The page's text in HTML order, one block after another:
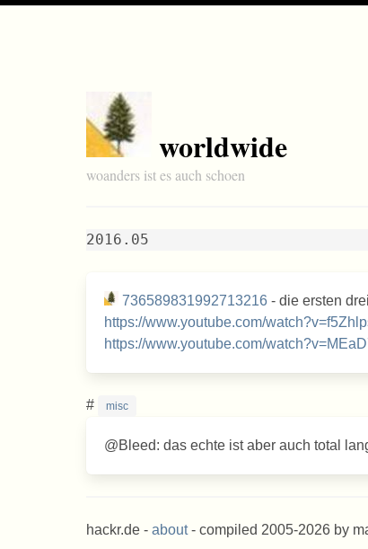
worldwide
woanders ist es auch schoen
2016.05
736589831992713216 - die ersten
https://www.youtube.com/
https://www.youtube.com/
# misc
@Bleed: das echte ist aber auch total
hackr.de - about- compiled 2005-2026 by